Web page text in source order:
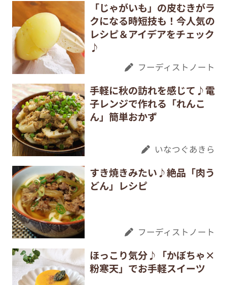
「じゃがいも」の皮むきがラ
クになる時短技も！今人気の
レシピ＆アイデアをチェック
♪
フーディストノート
手軽に秋の訪れを感じて♪電
子レンジで作れる「れんこ
ん」簡単おかず
いなつぐあきら
すき焼きみたい♪絶品「肉う
どん」レシピ
フーディストノート
ほっこり気分♪「かぼちゃ×
粉寒天」でお手軽スイーツ